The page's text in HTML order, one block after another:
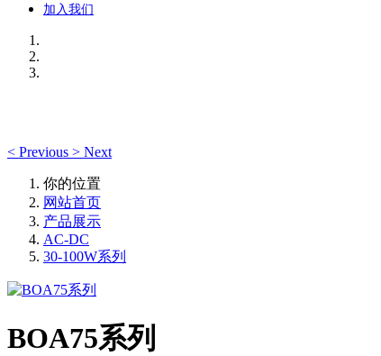
加入我们
< Previous > Next
你的位置
网站首页
产品展示
AC-DC
30-100W系列
BOA75系列